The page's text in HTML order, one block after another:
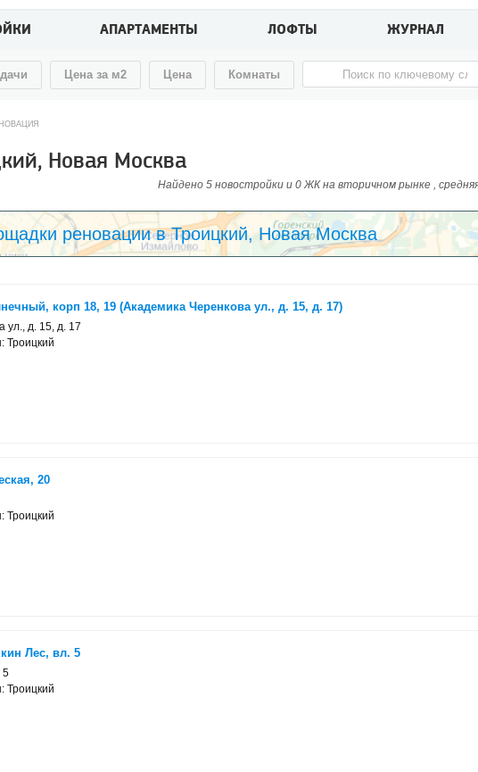
АПАРТАМЕНТЫ ЛОФТЫ ЖУРНАЛ
Цена за м2 Цена Комнаты
Новая Москва
Найдено 5 новостройки и 0 ЖК на вторичном рынке ,
реновации в Троицкий, Новая Москва
корп 18, 19 (Академика Черенкова ул., д. 15, д. 17)
ул., д. 15, д. 17
Троицкий
20
Троицкий
Лес, вл. 5
5
Троицкий